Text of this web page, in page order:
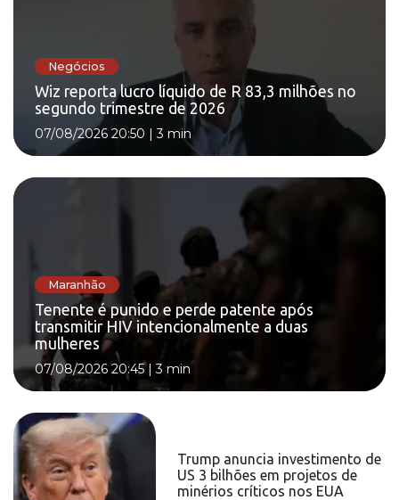
Negócios
Wiz reporta lucro líquido de R 83,3 milhões no
segundo trimestre de 2026
07/08/2026 20:50 |3 min
Maranhão
Tenente é punido e perde patente após
transmitir HIV intencionalmente a duas
mulheres
07/08/2026 20:45|3 min
Trump anuncia investimento de
US 3 bilhões em projetos de
minérios críticos nos EUA